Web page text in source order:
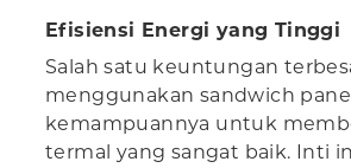
Efisiensi Energi yang Tinggi
Salah satu keuntungan
menggunakan sandwich
kemampuannya untuk
termal yang sangat baik. Inti